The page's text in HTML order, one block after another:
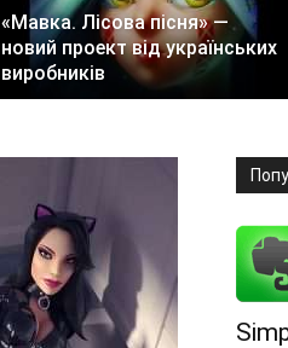
«Мавка. Лісова пісня» —
новий проект від українських
виробників